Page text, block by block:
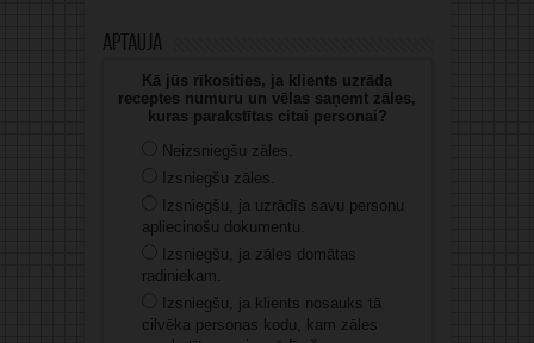
Aptauja
Kā jūs rīkosities, ja klients uzrāda
receptes numuru un vēlas saņemt zāles,
kuras parakstītas citai personai?
Neizsniegšu zāles.
Izsniegšu zāles.
Izsniegšu, ja uzrādīs savu personu
apliecinošu dokumentu.
Izsniegšu, ja zāles domātas
radiniekam.
Izsniegšu, ja klients nosauks tā
cilvēka personas kodu, kam zāles